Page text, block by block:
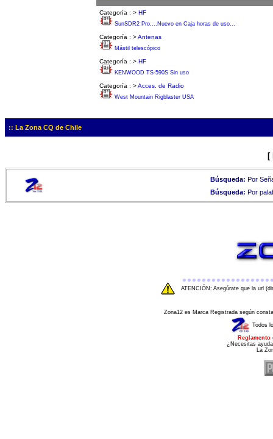
Categoría : > HF
SunSDR2 Pro....Nuevo en Caja horas de uso...
Categoría : >Antenas
Mástil telescópico
Categoría : > HF
KENWOOD TS-590S Sin uso
Categoría : >Acces. de Radio
West Mountain Rigblaster USA
:: La Zona CQ de Chile
[
Búsqueda: Por
Búsqueda: Por
ATENCIÓN: Asegúrate que la url
Zona12 es Marca Registrada según
Todos
¿Necesitas
La